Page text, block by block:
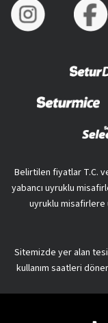
Belirtilen fiyatlar T.C.
yabancı uyruklu
uyruklu misafirlere
Sitemizde yer alan
kullanım saatleri